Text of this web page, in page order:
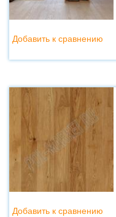
Добавить к сравнению
Добавить к сравнению